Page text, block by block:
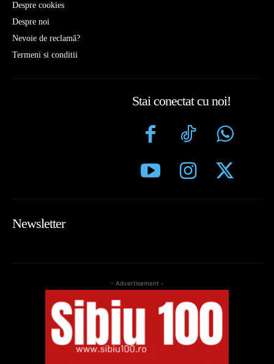
Despre cookies
Despre noi
Nevoie de reclamă?
Termeni si conditii
Stai conectat cu noi!
Newsletter
- Advertisement -